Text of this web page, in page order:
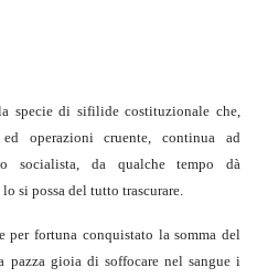
specie di sifilide costituzionale che,
operazioni cruente, continua ad
socialista, da qualche tempo dà
si possa del tutto trascurare.
per fortuna conquistato la somma del
gioia di soffocare nel sangue i